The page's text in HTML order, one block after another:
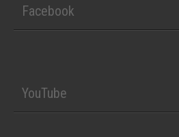
Facebook
YouTube